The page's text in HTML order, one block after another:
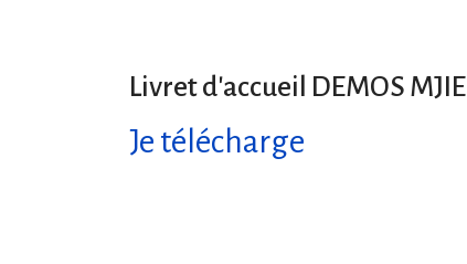
Livret d'accueil DEMOS MJIE
Je télécharge